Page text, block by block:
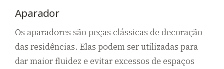
Aparador
Os aparadores são peças clássicas de decoração
das residências. Elas podem ser utilizadas para
dar maior fluidez e evitar excessos de espaços